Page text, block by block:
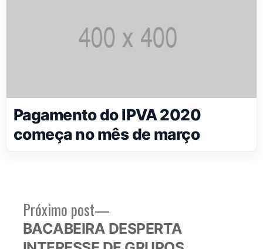
Pagamento do IPVA 2020
começa no mês de março
Navegação
de
Próximo post
Próximo
post:
BACABEIRA DESPERTA